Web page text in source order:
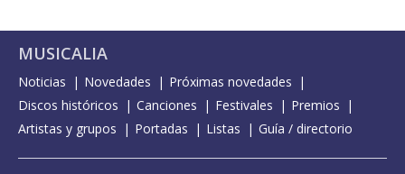
MUSICALIA
Noticias Novedades
Próximas novedades
Discos históricos
Canciones Festivales
Premios
Artistas y grupos
Portadas Listas Guía / directorio